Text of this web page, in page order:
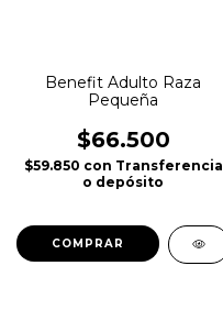
Benefit Adulto Raza
Pequeña
$66.500
$59.850 con Transferencia
o depósito
COMPRAR